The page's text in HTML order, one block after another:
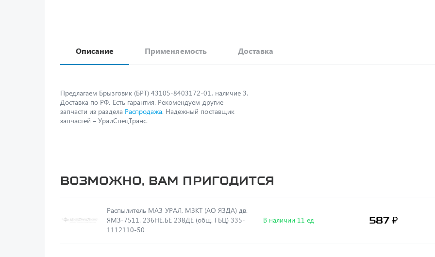
Описание Применяемость Доставка
Предлагаем Брызговик (БРТ) 43105-8403172-01, наличие 3.
Доставка по РФ. Есть гарантия. Рекомендуем другие
запчасти из раздела Распродажа. Надежный поставщик
запчастей – УралСпецТранс.
Возможно, вам пригодится
Распылитель МАЗ УРАЛ, МЗКТ (АО ЯЗДА) дв.
ЯМЗ-7511. 236НЕ,БЕ 238ДЕ (общ. ГБЦ) 335-
1112110-50
В наличии 11 ед 587 ₽